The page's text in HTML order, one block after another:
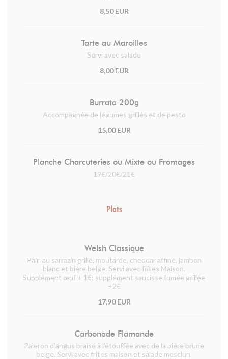
8,50 EUR
Tarte au Maroilles
Servi avec salade
8,00 EUR
Burrata 200g
Accompagnée de légumes grillés et de pesto
15,00 EUR
Planche Charcuteries ou Mixte ou Fromages
19€/20€/21€
Plats
Welsh Classique
Pain au sarrazin grillé, moutarde, cheddar affiné, jambon
blanc et bière belge. Servi avec frites Maison.
Supplément œuf + 1€; supplément saucisse fumée grillée
+2€
17,90 EUR
Carbonade Flamande
Paleron d'angus braisé à l'étouffée avec de la bière brune
belge. Servi avec frites maison et salade mesclun.